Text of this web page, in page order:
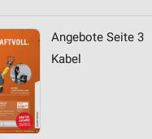
Angebote Seite 3
Kabel